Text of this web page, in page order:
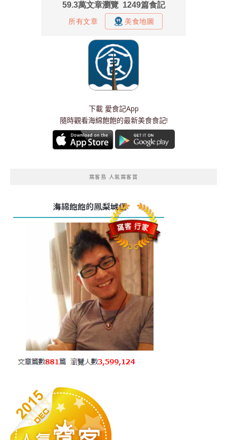
下載 愛食記App
隨時觀看海綿飽飽的最新美食食記!
窩客島 人氣窩客賞